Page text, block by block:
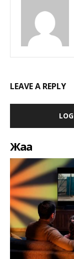
LEAVE A REPLY
Жаңа